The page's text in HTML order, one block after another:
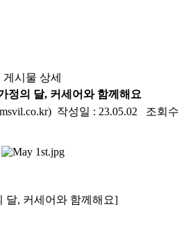
게시물 상세
정의 달, 커세어와 함께해요
작성일 : 23.05.02 조회수
달, 커세어와 함께해요]